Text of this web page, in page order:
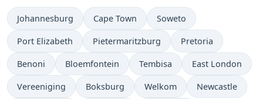
Johannesburg Cape Town Soweto
Port Elizabeth Pietermaritzburg Pretoria
Benoni Bloemfontein Tembisa East London
Vereeniging Boksburg Welkom Newcastle